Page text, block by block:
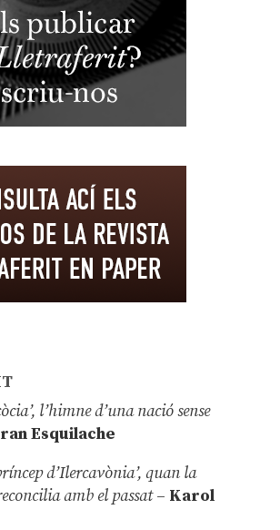
l’himne d’una nació sense
Esquilache
d’Ilercavònia’, quan la
amb el passat– Karol